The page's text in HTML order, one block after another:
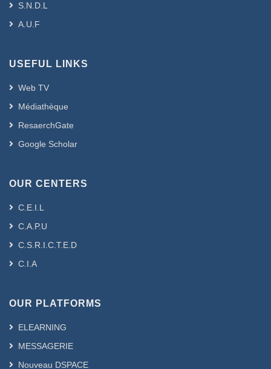
S.N.D.L
A.U.F
USEFUL LINKS
Web TV
Médiathèque
ResaerchGate
Google Scholar
OUR CENTERS
C.E.I.L
C.A.P.U
C.S.R.I.C.T.E.D
C.I.A
OUR PLATFORMS
ELEARNING
MESSAGERIE
Nouveau DSPACE